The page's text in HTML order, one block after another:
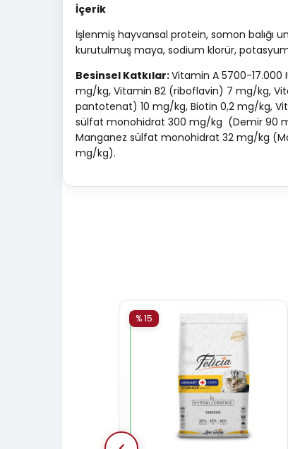
İçerik
İşlenmiş hayvansal protein, somon balığı
kurutulmuş maya, sodium klorür,
Besinsel Katkılar:Vitamin A 5700-
mg/kg, Vitamin B2 (riboflavin) 7 mg/kg,
pantotenat) 10 mg/kg, Biotin 0,2 mg/kg,
sülfat monohidrat 300 mg/kg (Demir 90
Manganez sülfat monohidrat 32 mg/kg
mg/kg).
% 15